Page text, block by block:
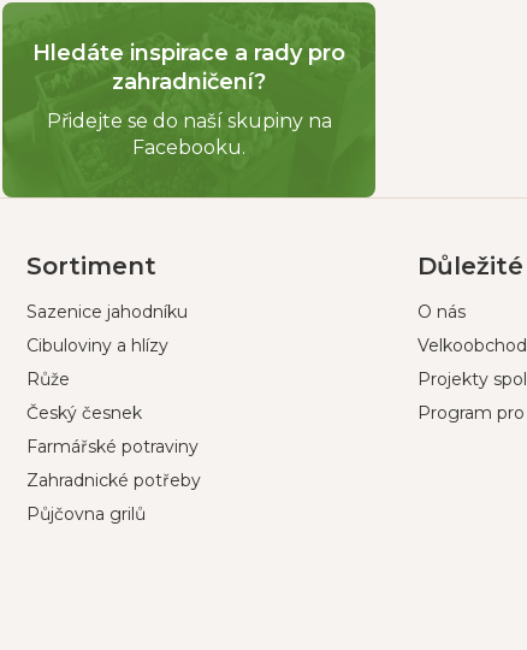
Hledáte inspirace a rady pro
zahradničení?
Přidejte se do naší skupiny na
Facebooku.
Sortiment
Sazenice jahodníku
Cibuloviny a hlízy
Růže
Český česnek
Farmářské potraviny
Zahradnické potřeby
Půjčovna grilů
O nás
Projekty
Program